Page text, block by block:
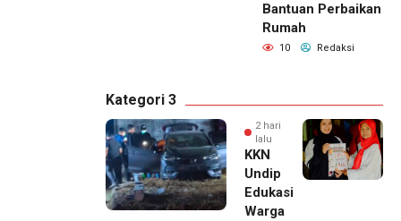
Bantuan Perbaikan
Rumah
10 Redaksi
Kategori 3
2 hari
lalu
KKN
Undip
Edukasi
Warga